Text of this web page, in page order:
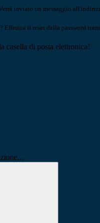
inviato un messaggio
Effettua il reset della password
casella di posta elettronica!